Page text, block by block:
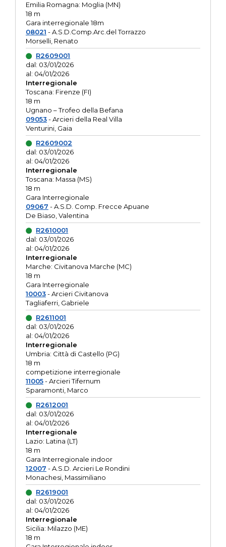
Emilia Romagna: Moglia (MN)
18 m
Gara interregionale 18m
08021 - A.S.D.Comp.Arc.del Torrazzo
Morselli, Renato
R2609001
dal: 03/01/2026
al: 04/01/2026
Interregionale
Toscana: Firenze (FI)
18 m
Ugnano – Trofeo della Befana
09053- Arcieri della Real Villa
Venturini, Gaia
R2609002
dal: 03/01/2026
al: 04/01/2026
Interregionale
Toscana: Massa (MS)
18 m
Gara Interregionale
09067 - A.S.D. Comp. Frecce Apuane
De Biaso, Valentina
R2610001
dal: 03/01/2026
al: 04/01/2026
Interregionale
Marche: Civitanova Marche (MC)
18 m
Gara Interregionale
10003- Arcieri Civitanova
Tagliaferri, Gabriele
R2611001
dal: 03/01/2026
al: 04/01/2026
Interregionale
Umbria: Città di Castello (PG)
18 m
competizione interregionale
11005- Arcieri Tifernum
Sparamonti, Marco
R2612001
dal: 03/01/2026
al: 04/01/2026
Interregionale
Lazio: Latina (LT)
18 m
Gara Interregionale indoor
12007 - A.S.D. Arcieri Le Rondini
Monachesi, Massimiliano
R2619001
dal: 03/01/2026
al: 04/01/2026
Interregionale
Sicilia: Milazzo (ME)
18 m